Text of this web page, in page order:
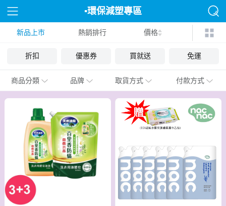
▪︎環保減塑專區
新品上市 熱銷排行 價格
折扣 優惠券 買就送 免運
商品分類 品牌 取貨方式 付款方式